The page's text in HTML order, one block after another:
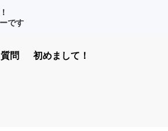
です
質問 初めまして！